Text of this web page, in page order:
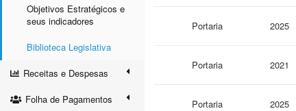
Objetivos Estratégicos e
seus indicadores
Biblioteca Legislativa
Receitas e Despesas
Folha de Pagamentos
Portaria 2025
Portaria 2021
Portaria 2025